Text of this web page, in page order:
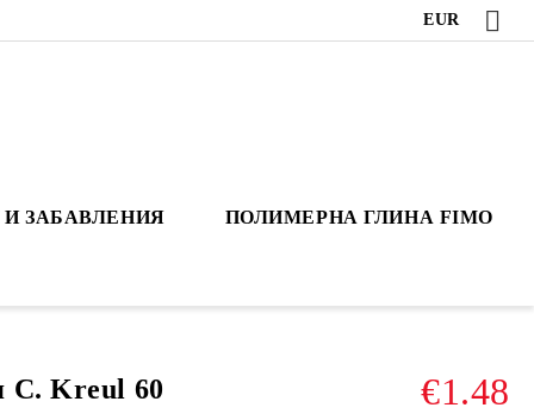
EUR
И ЗАБАВЛЕНИЯ ПОЛИМЕРНА ГЛИНА FIMO
C. Kreul 60
€1.48